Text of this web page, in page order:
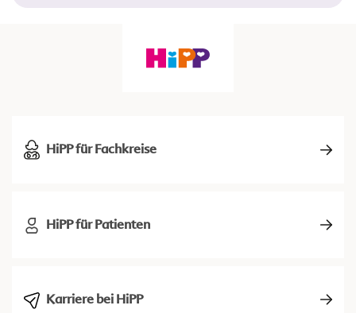
HiPP für Fachkreise
HiPP für Patienten
Karriere bei HiPP